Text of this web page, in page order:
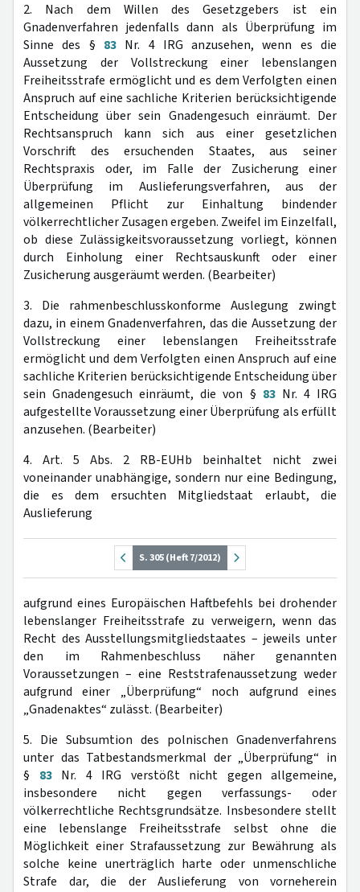
2. Nach dem Willen des Gesetzgebers ist ein
Gnadenverfahren jedenfalls dann als Überprüfung im
Sinne des § 83Nr. 4 IRG anzusehen, wenn es die
Aussetzung der Vollstreckung einer lebenslangen
Freiheitsstrafe ermöglicht und es dem Verfolgten einen
Anspruch auf eine sachliche Kriterien berücksichtigende
Entscheidung über sein Gnadengesuch einräumt. Der
Rechtsanspruch kann sich aus einer gesetzlichen
Vorschrift des ersuchenden Staates, aus seiner
Rechtspraxis oder, im Falle der Zusicherung einer
Überprüfung im Auslieferungsverfahren, aus der
allgemeinen Pflicht zur Einhaltung bindender
völkerrechtlicher Zusagen ergeben. Zweifel im Einzelfall,
ob diese Zulässigkeitsvoraussetzung vorliegt, können
durch Einholung einer Rechtsauskunft oder einer
Zusicherung ausgeräumt werden. (Bearbeiter)
3. Die rahmenbeschlusskonforme Auslegung zwingt
dazu, in einem Gnadenverfahren, das die Aussetzung der
Vollstreckung einer lebenslangen Freiheitsstrafe
ermöglicht und dem Verfolgten einen Anspruch auf eine
sachliche Kriterien berücksichtigende Entscheidung über
sein Gnadengesuch einräumt, die von § 83Nr. 4 IRG
aufgestellte Voraussetzung einer Überprüfung als erfüllt
anzusehen. (Bearbeiter)
4. Art. 5 Abs. 2 RB-EUHb beinhaltet nicht zwei
voneinander unabhängige, sondern nur eine Bedingung,
die es dem ersuchten Mitgliedstaat erlaubt, die
Auslieferung
S. 305 (Heft 7/2012)
aufgrund eines Europäischen Haftbefehls bei drohender
lebenslanger Freiheitsstrafe zu verweigern, wenn das
Recht des Ausstellungsmitgliedstaates – jeweils unter
den im Rahmenbeschluss näher genannten
Voraussetzungen – eine Reststrafenaussetzung weder
aufgrund einer „Überprüfung“ noch aufgrund eines
„Gnadenaktes“ zulässt. (Bearbeiter)
5. Die Subsumtion des polnischen Gnadenverfahrens
unter das Tatbestandsmerkmal der „Überprüfung“ in
§ 83Nr. 4 IRG verstößt nicht gegen allgemeine,
insbesondere nicht gegen verfassungs- oder
völkerrechtliche Rechtsgrundsätze. Insbesondere stellt
eine lebenslange Freiheitsstrafe selbst ohne die
Möglichkeit einer Strafaussetzung zur Bewährung als
solche keine unerträglich harte oder unmenschliche
Strafe dar, die der Auslieferung von vorneherein